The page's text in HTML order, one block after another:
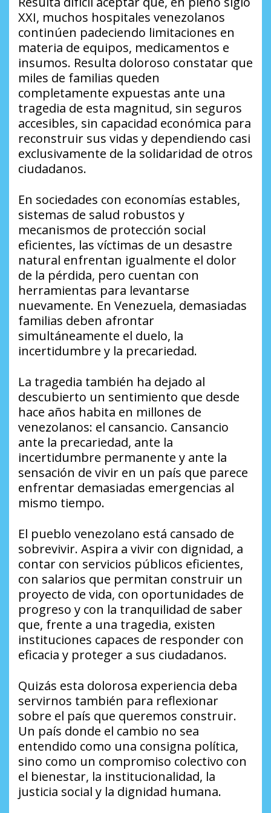
XXI, muchos hospitales venezolanos
continúen padeciendo limitaciones en
materia de equipos, medicamentos e
insumos. Resulta doloroso constatar que
miles de familias queden
completamente expuestas ante una
tragedia de esta magnitud, sin seguros
accesibles, sin capacidad económica para
reconstruir sus vidas y dependiendo casi
exclusivamente de la solidaridad de otros
ciudadanos.
En sociedades con economías estables,
sistemas de salud robustos y
mecanismos de protección social
eficientes, las víctimas de un desastre
natural enfrentan igualmente el dolor
de la pérdida, pero cuentan con
herramientas para levantarse
nuevamente. En Venezuela, demasiadas
familias deben afrontar
simultáneamente el duelo, la
incertidumbre y la precariedad.
La tragedia también ha dejado al
descubierto un sentimiento que desde
hace años habita en millones de
venezolanos: el cansancio. Cansancio
ante la precariedad, ante la
incertidumbre permanente y ante la
sensación de vivir en un país que parece
enfrentar demasiadas emergencias al
mismo tiempo.
El pueblo venezolano está cansado de
sobrevivir. Aspira a vivir con dignidad, a
contar con servicios públicos eficientes,
con salarios que permitan construir un
proyecto de vida, con oportunidades de
progreso y con la tranquilidad de saber
que, frente a una tragedia, existen
instituciones capaces de responder con
eficacia y proteger a sus ciudadanos.
Quizás esta dolorosa experiencia deba
servirnos también para reflexionar
sobre el país que queremos construir.
Un país donde el cambio no sea
entendido como una consigna política,
sino como un compromiso colectivo con
el bienestar, la institucionalidad, la
justicia social y la dignidad humana.